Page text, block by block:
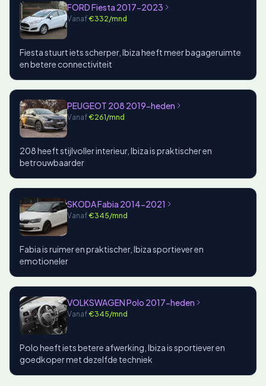
FORD Fiesta 2017-2023
Vanaf€332/mnd
Fiesta stuurt iets scherper, Ibiza heeft meer bagageruimte
en betere connectiviteit
PEUGEOT 208 2019-heden
Vanaf€261/mnd
208 heeft stijlvoller interieur, Ibiza is praktischer en
betrouwbaarder
SKODA Fabia 2014-2021
Vanaf€345/mnd
Fabia is ruimer en praktischer, Ibiza sportiever en
emotioneler
VOLKSWAGEN Polo 2017-heden
Vanaf€345/mnd
Polo heeft iets betere afwerking, Ibiza is sportiever en
goedkoper met dezelfde techniek